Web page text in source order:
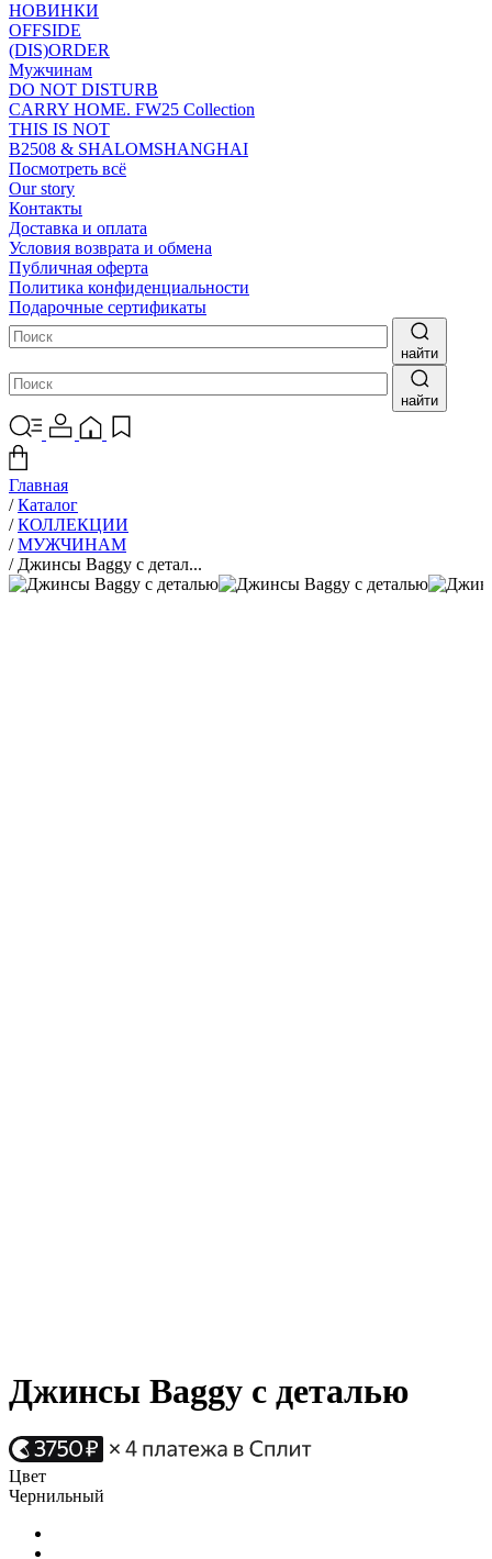
НОВИНКИ
OFFSIDE
(DIS)ORDER
Мужчинам
DO NOT DISTURB
CARRY HOME. FW25 Collection
THIS IS NOT
B2508 & SHALOMSHANGHAI
Посмотреть всё
Our story
Контакты
Доставка и оплата
Условия возврата и обмена
Публичная оферта
Политика конфиденциальности
Подарочные сертификаты
найти
найти
Главная
/ Каталог
/ КОЛЛЕКЦИИ
/ МУЖЧИНАМ
/ Джинсы Baggy с детал...
Джинсы Baggy с деталью
Цвет
Чернильный